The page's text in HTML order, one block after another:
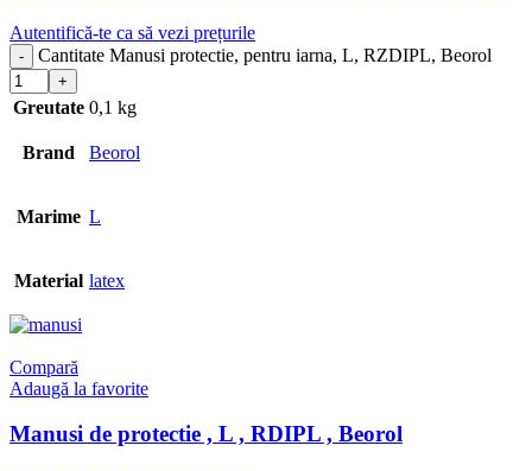
Cantitate Manusi protectie, pentru iarna, L, RZDIPL, Beorol
Greutate 0,1 kg
Brand Beorol
Marime L
Material latex
Compară
Adaugă la favorite
Manusi de protectie , L , RDIPL , Beorol